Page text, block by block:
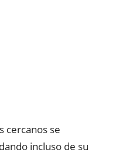
cercanos se
incluso de su